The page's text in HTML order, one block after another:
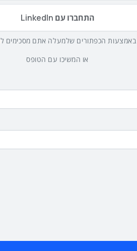
התחברו עם LinkedIn
או המשיכו עם הטופס